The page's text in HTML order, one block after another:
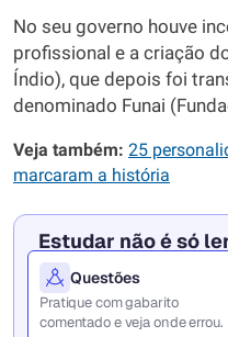
No seu governo houve
profissional e a criação
Índio), que depois foi
denominado Funai
Veja também: 25
marcaram a história
Estudar não é só
Questões
Pratique com gabarito
comentado e veja onde errou.